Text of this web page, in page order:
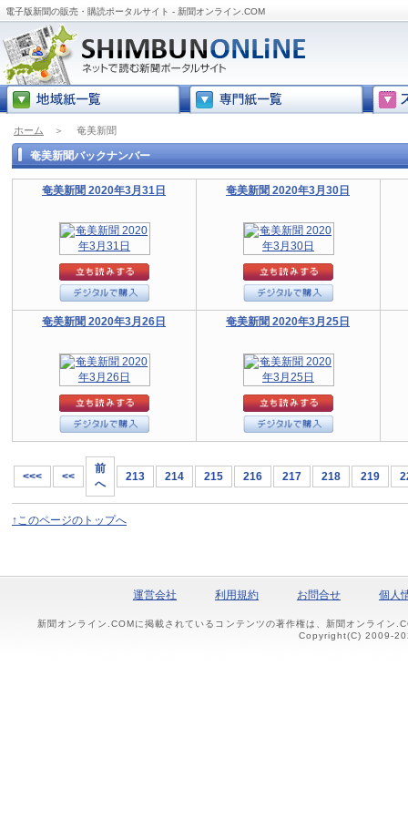
電子版新聞の販売・購読ポータルサイト - 新聞オンライン.COM
ホーム ＞ 奄美新聞
奄美新聞バックナンバー
奄美新聞 2020年3月31日 奄美新聞 2020年3月30日
奄美新聞 2020年3月26日 奄美新聞 2020年3月25日
<<< <<
前
へ
213 214 215 216 217 218 219
↑このページのトップへ
運営会社 利用規約 お問合せ 個人
新聞オンライン.COMに掲載されているコンテンツの著作権は、新聞オンライン
Copyright(C) 2009-